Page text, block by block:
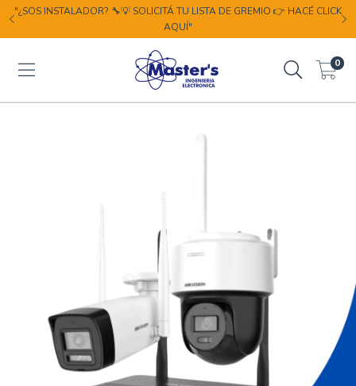
"¿SOS INSTALADOR? 🔧💡 SOLICITÁ TU LISTA DE GREMIO 👉 HACÉ CLICK
AQUÍ"
0